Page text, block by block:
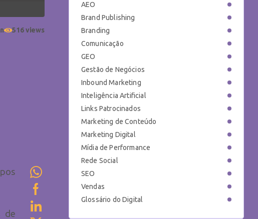
516 views
de
AEO
Brand Publishing
Branding
Comunicação
GEO
Gestão de Negócios
Inbound Marketing
Inteligência Artificial
Links Patrocinados
Marketing de Conteúdo
Marketing Digital
Mídia de Performance
Rede Social
SEO
Vendas
Glossário do Digital